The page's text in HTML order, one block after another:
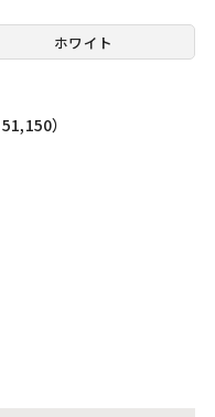
ホワイト
）